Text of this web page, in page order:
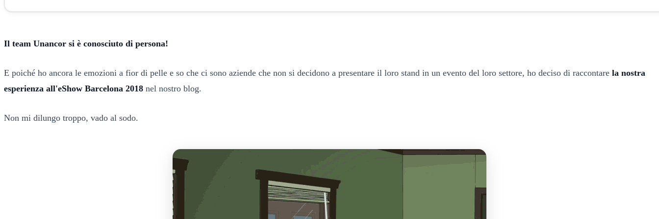
Il team Unancor si è conosciuto di persona!
E poiché ho ancora le emozioni a fior di pelle e so che ci sono aziende che non si decidono a presentare il loro stand in un evento del loro settore, ho deciso di raccontare la nostra
esperienza all'eShow Barcelona 2018 nel nostro blog.
Non mi dilungo troppo, vado al sodo.